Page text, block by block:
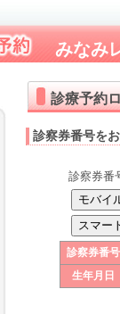
みなみ
診療予約
診察券番号を
診察券番
診察券番号
生年月日